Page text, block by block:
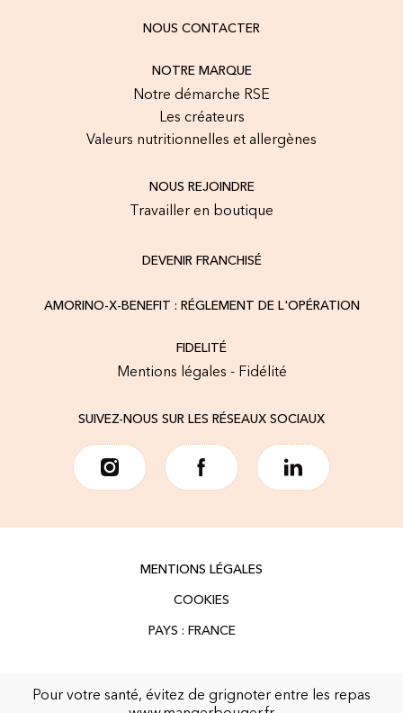
NOUS CONTACTER
NOTRE MARQUE
Notre démarche RSE
Les créateurs
Valeurs nutritionnelles et allergènes
NOUS REJOINDRE
Travailler en boutique
DEVENIR FRANCHISÉ
AMORINO-X-BENEFIT : RÉGLEMENT DE L'OPÉRATION
FIDELITÉ
Mentions légales - Fidélité
SUIVEZ-NOUS SUR LES RÉSEAUX SOCIAUX
MENTIONS LÉGALES
COOKIES
Pour votre santé, évitez de grignoter entre les repas